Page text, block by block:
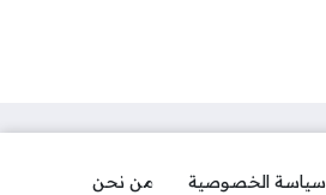
سياسة الخصوصية
من نحن